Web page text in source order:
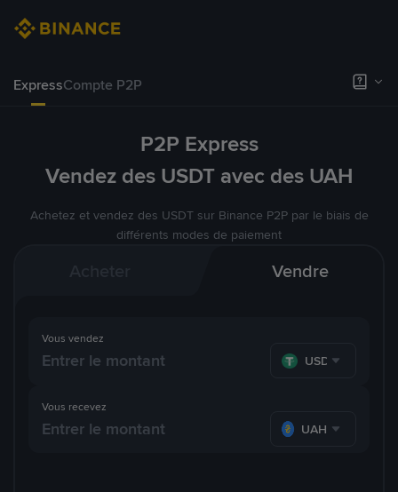
ExpressCompte P2P
P2P Express
Vendez des USDT avec des UAH
Achetez et vendez des USDT sur Binance P2P par le biais de
différents modes de paiement
Vendre
Vous recevez
UAH
Vous vendez
USDT